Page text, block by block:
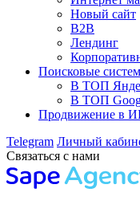
Новый сайт
B2B
Лендинг
Поисковые
В ТОП
В ТОП
Продвижение в
Telegram Личный
Связаться с нами